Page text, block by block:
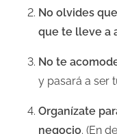
No olvides
que te lleve a
No te
y pasará a ser
Organízate
negocio. (En